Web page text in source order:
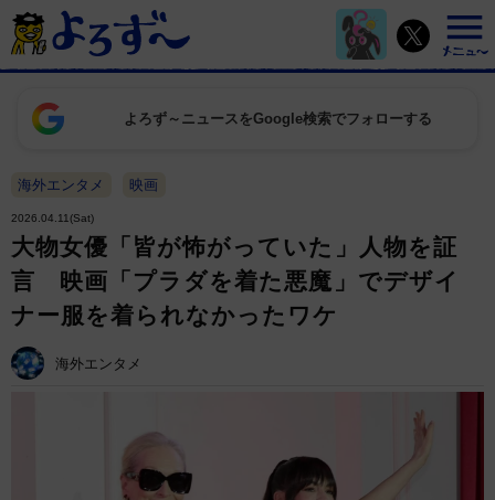
よろず～ニュースをGoogle検索でフォローする
海外エンタメ 映画
2026.04.11(Sat)
大物女優「皆が怖がっていた」人物を証
言 映画「プラダを着た悪魔」でデザイ
ナー服を着られなかったワケ
海外エンタメ